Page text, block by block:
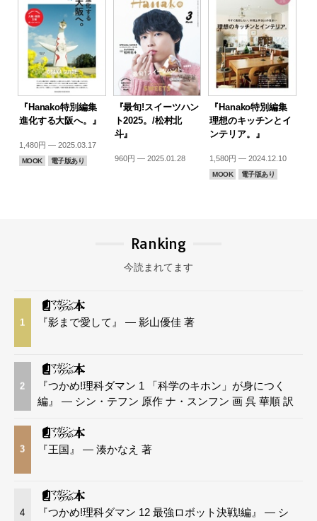
『Hanako特別編集
進化する大阪へ。』
1,480円 — 2025.03.17
MOOK 電子版あり
『最旬!スイーツハン
ト2025。/松村北
斗』
960円 — 2025.01.28
『Hanako特別編集
理想のキッチンとイ
ンテリア。』
1,580円 — 2024.12.10
MOOK 電子版あり
Ranking
今読まれてます
1 『影まで愛して』 — 影山優佳 著
2
『つかめ!理科ダマン 1 「科学のキホン」が身につく
編』 — シン・テフン 原作 ナ・スンフン 画 呉 華順 訳
3 『王国』 — 湊かなえ 著
4
『つかめ!理科ダマン 12 最強ロボット決戦!編』 — シ